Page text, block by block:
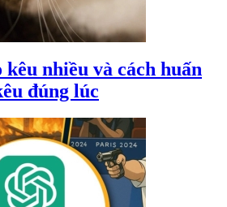
kêu nhiều và cách huấn
đúng lúc